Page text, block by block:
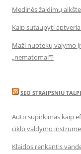
Medinės žaidimų
Kaip sutaupyti
Maži nuotekų valymo
„nematomai‘‘?
SEO STRAIPSNIU
Auto supirkimas kaip
ciklo valdymo
Klaidos renkantis